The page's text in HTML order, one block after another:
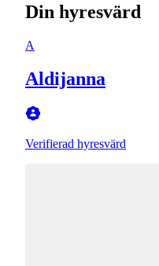
Din hyresvärd
A
Aldijanna
Verifierad hyresvärd